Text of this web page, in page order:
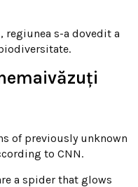
s-a dovedit a
of previously unknown
to CNN.
a spider that glows